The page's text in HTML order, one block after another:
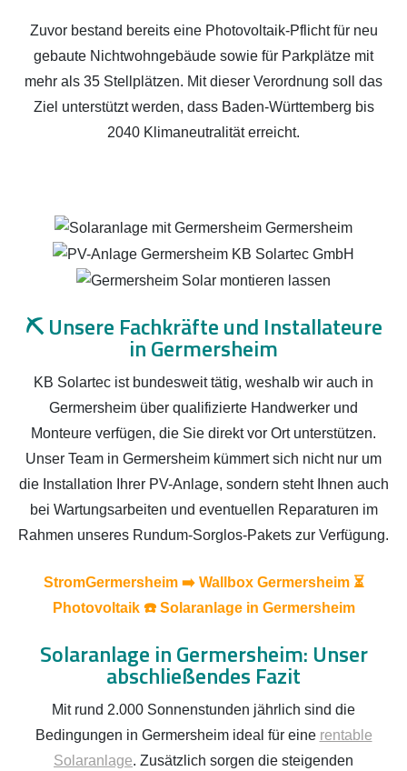
Zuvor bestand bereits eine Photovoltaik-Pflicht für neu
gebaute Nichtwohngebäude sowie für Parkplätze mit
mehr als 35 Stellplätzen. Mit dieser Verordnung soll das
Ziel unterstützt werden, dass Baden-Württemberg bis
2040 Klimaneutralität erreicht.
⛏️Unsere Fachkräfte und Installateure
in Germersheim
KB Solartec ist bundesweit tätig, weshalb wir auch in
Germersheim über qualifizierte Handwerker und
Monteure verfügen, die Sie direkt vor Ort unterstützen.
Unser Team in Germersheim kümmert sich nicht nur um
die Installation Ihrer PV-Anlage, sondern steht Ihnen auch
bei Wartungsarbeiten und eventuellen Reparaturen im
Rahmen unseres Rundum-Sorglos-Pakets zur Verfügung.
StromGermersheim ➡️ Wallbox Germersheim ⏳
Photovoltaik ☎️ Solaranlage in Germersheim
Solaranlage in Germersheim: Unser
abschließendes Fazit
Mit rund 2.000 Sonnenstunden jährlich sind die
Bedingungen in Germersheim ideal für eine rentable
Solaranlage. Zusätzlich sorgen die steigenden